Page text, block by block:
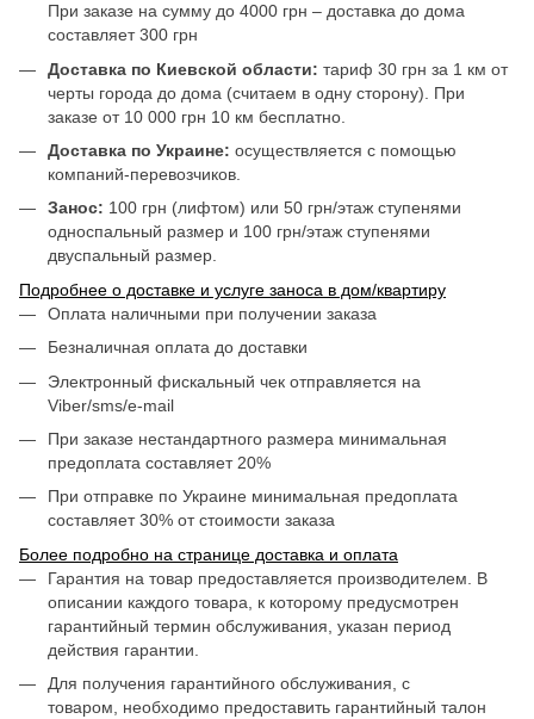
При заказе на сумму до 4000 грн – доставка до дома
составляет 300 грн
Доставка по Киевской области: тариф 30 грн за 1 км от
черты города до дома (считаем в одну сторону). При
заказе от 10 000 грн 10 км бесплатно.
Доставка по Украине: осуществляется с помощью
компаний-перевозчиков.
Занос: 100 грн (лифтом) или 50 грн/этаж ступенями
односпальный размер и 100 грн/этаж ступенями
двуспальный размер.
Подробнее о доставке и услуге заноса в дом/квартиру
Оплата наличными при получении заказа
Безналичная оплата до доставки
Электронный фискальный чек отправляется на
Viber/sms/e-mail
При заказе нестандартного размера минимальная
предоплата составляет 20%
При отправке по Украине минимальная предоплата
составляет 30% от стоимости заказа
Более подробно на странице доставка и оплата
Гарантия на товар предоставляется производителем. В
описании каждого товара, к которому предусмотрен
гарантийный термин обслуживания, указан период
действия гарантии.
Для получения гарантийного обслуживания, с
товаром, необходимо предоставить гарантийный талон